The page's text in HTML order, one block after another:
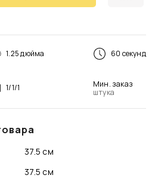
37.5 см
37.5 см
1.25 дюйма 60 секунд
1/1/1
Мин. заказ
штука